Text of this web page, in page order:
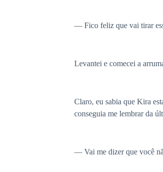
— Fico feliz que vai tirar
Levantei e comecei a
Claro, eu sabia que Kira
conseguia me lembrar da
— Vai me dizer que você